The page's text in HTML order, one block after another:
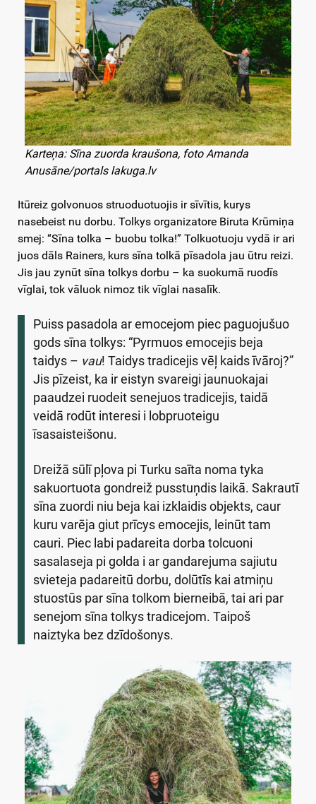
Karteņa: Sīna zuorda kraušona, foto Amanda
Anusāne/portals lakuga.lv
Itūreiz golvonuos struoduotuojis ir sīvītis, kurys
nasebeist nu dorbu. Tolkys organizatore Biruta Krūmiņa
smej: “Sīna tolka – buobu tolka!” Tolkuotuoju vydā ir ari
juos dāls Rainers, kurs sīna tolkā pīsadola jau ūtru reizi.
Jis jau zynūt sīna tolkys dorbu – ka suokumā ruodīs
vīglai, tok vāluok nimoz tik vīglai nasalīk.
Puiss pasadola ar emocejom piec paguojušuo
gods sīna tolkys: “Pyrmuos emocejis beja
taidys – vau! Taidys tradicejis vēļ kaids īvāroj?”
Jis pīzeist, ka ir eistyn svareigi jaunuokajai
paaudzei ruodeit senejuos tradicejis, taidā
veidā rodūt interesi i lobpruoteigu
īsasaisteišonu.
Dreižā sūlī pļova pi Turku saīta noma tyka
sakuortuota gondreiž pusstuņdis laikā. Sakrautī
sīna zuordi niu beja kai izklaidis objekts, caur
kuru varēja giut prīcys emocejis, leinūt tam
cauri. Piec labi padareita dorba tolcuoni
sasalaseja pi golda i ar gandarejuma sajiutu
svieteja padareitū dorbu, dolūtīs kai atmiņu
stuostūs par sīna tolkom bierneibā, tai ari par
senejom sīna tolkys tradicejom. Taipoš
naiztyka bez dzīdošonys.